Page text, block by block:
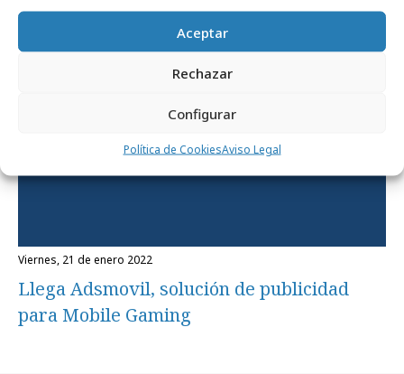
Aceptar
Rechazar
Configurar
Política de CookiesAviso Legal
viernes, 21 de enero 2022
Llega Adsmovil, solución de publicidad
para Mobile Gaming